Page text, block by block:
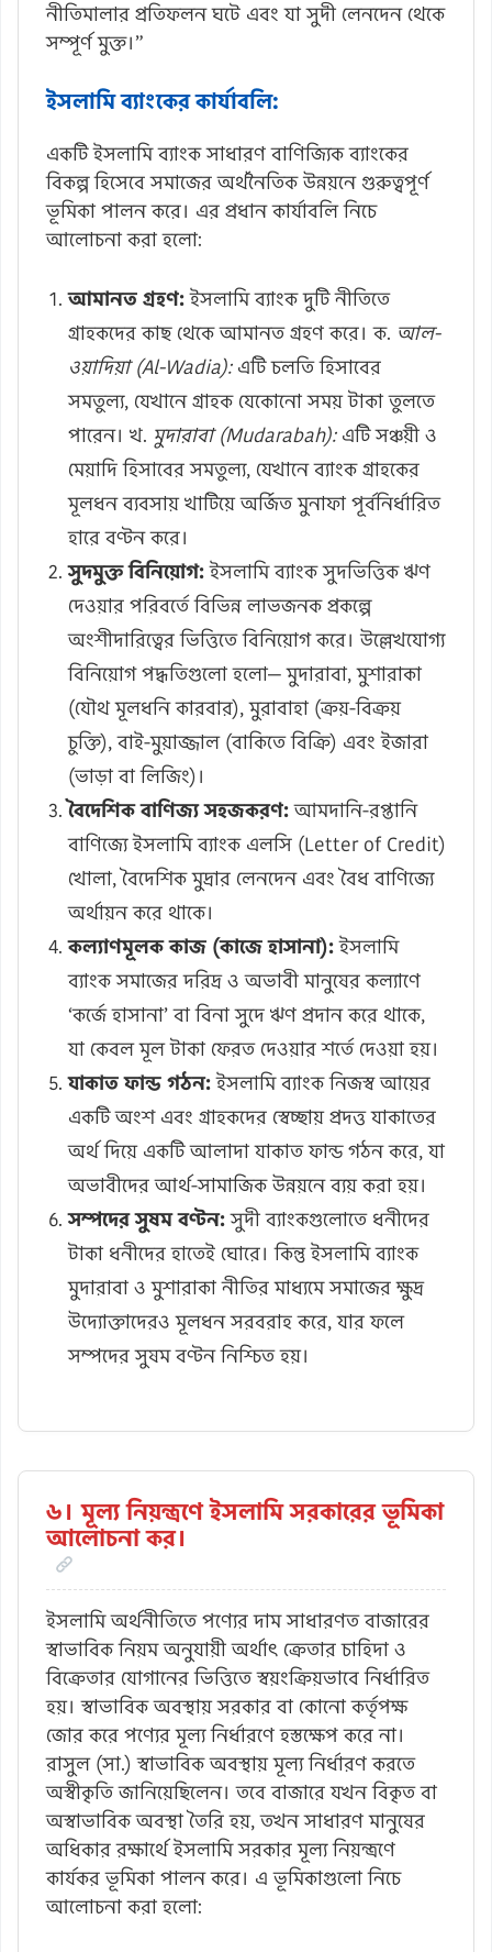
নীতিমালার প্রতিফলন ঘটে এবং যা সুদী লেনদেন থেকে
সম্পূর্ণ মুক্ত।”
ইসলামি ব্যাংকের কার্যাবলি:
একটি ইসলামি ব্যাংক সাধারণ বাণিজ্যিক ব্যাংকের
বিকল্প হিসেবে সমাজের অর্থনৈতিক উন্নয়নে গুরুত্বপূর্ণ
ভূমিকা পালন করে। এর প্রধান কার্যাবলি নিচে
আলোচনা করা হলো:
আমানত গ্রহণ:ইসলামি ব্যাংক দুটি নীতিতে
গ্রাহকদের কাছ থেকে আমানত গ্রহণ করে। ক. আল-
ওয়াদিয়া (Al-Wadia):এটি চলতি হিসাবের
সমতুল্য, যেখানে গ্রাহক যেকোনো সময় টাকা তুলতে
পারেন। খ. মুদারাবা (Mudarabah):এটি সঞ্চয়ী ও
মেয়াদি হিসাবের সমতুল্য, যেখানে ব্যাংক গ্রাহকের
মূলধন ব্যবসায় খাটিয়ে অর্জিত মুনাফা পূর্বনির্ধারিত
হারে বণ্টন করে।
সুদমুক্ত বিনিয়োগ:ইসলামি ব্যাংক সুদভিত্তিক ঋণ
দেওয়ার পরিবর্তে বিভিন্ন লাভজনক প্রকল্পে
অংশীদারিত্বের ভিত্তিতে বিনিয়োগ করে। উল্লেখযোগ্য
বিনিয়োগ পদ্ধতিগুলো হলো— মুদারাবা, মুশারাকা
(যৌথ মূলধনি কারবার), মুরাবাহা (ক্রয়-বিক্রয়
চুক্তি), বাই-মুয়াজ্জাল (বাকিতে বিক্রি) এবং ইজারা
(ভাড়া বা লিজিং)।
বৈদেশিক বাণিজ্য সহজকরণ:আমদানি-রপ্তানি
বাণিজ্যে ইসলামি ব্যাংক এলসি (Letter of Credit)
খোলা, বৈদেশিক মুদ্রার লেনদেন এবং বৈধ বাণিজ্যে
অর্থায়ন করে থাকে।
কল্যাণমূলক কাজ (কাজে হাসানা):ইসলামি
ব্যাংক সমাজের দরিদ্র ও অভাবী মানুষের কল্যাণে
‘কর্জে হাসানা’ বা বিনা সুদে ঋণ প্রদান করে থাকে,
যা কেবল মূল টাকা ফেরত দেওয়ার শর্তে দেওয়া হয়।
যাকাত ফান্ড গঠন:ইসলামি ব্যাংক নিজস্ব আয়ের
একটি অংশ এবং গ্রাহকদের স্বেচ্ছায় প্রদত্ত যাকাতের
অর্থ দিয়ে একটি আলাদা যাকাত ফান্ড গঠন করে, যা
অভাবীদের আর্থ-সামাজিক উন্নয়নে ব্যয় করা হয়।
সম্পদের সুষম বণ্টন:সুদী ব্যাংকগুলোতে ধনীদের
টাকা ধনীদের হাতেই ঘোরে। কিন্তু ইসলামি ব্যাংক
মুদারাবা ও মুশারাকা নীতির মাধ্যমে সমাজের ক্ষুদ্র
উদ্যোক্তাদেরও মূলধন সরবরাহ করে, যার ফলে
সম্পদের সুষম বণ্টন নিশ্চিত হয়।
৬। মূল্য নিয়ন্ত্রণে ইসলামি সরকারের ভূমিকা
আলোচনা কর।
ইসলামি অর্থনীতিতে পণ্যের দাম সাধারণত বাজারের
স্বাভাবিক নিয়ম অনুযায়ী অর্থাৎ ক্রেতার চাহিদা ও
বিক্রেতার যোগানের ভিত্তিতে স্বয়ংক্রিয়ভাবে নির্ধারিত
হয়। স্বাভাবিক অবস্থায় সরকার বা কোনো কর্তৃপক্ষ
জোর করে পণ্যের মূল্য নির্ধারণে হস্তক্ষেপ করে না।
রাসুল (সা.) স্বাভাবিক অবস্থায় মূল্য নির্ধারণ করতে
অস্বীকৃতি জানিয়েছিলেন। তবে বাজারে যখন বিকৃত বা
অস্বাভাবিক অবস্থা তৈরি হয়, তখন সাধারণ মানুষের
অধিকার রক্ষার্থে ইসলামি সরকার মূল্য নিয়ন্ত্রণে
কার্যকর ভূমিকা পালন করে। এ ভূমিকাগুলো নিচে
আলোচনা করা হলো: